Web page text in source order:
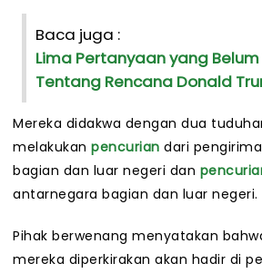
Baca juga :
Lima Pertanyaan yang
Tentang Rencana Donald
Mereka didakwa dengan dua
melakukan pencurian dari
bagian dan luar negeri dan
antarnegara bagian dan luar negeri.
Pihak berwenang menyatakan
mereka diperkirakan akan hadir di